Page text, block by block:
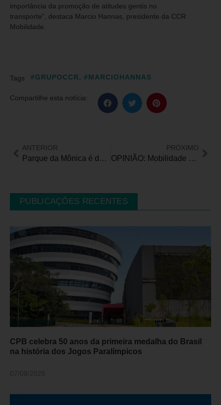
importância da promoção de atitudes gentis no
transporte”, destaca Marcio Hannas, presidente da CCR
Mobilidade.
Tags #GRUPOCCR, #MARCIOHANNAS
Compartilhe esta notícia:
ANTERIOR
Parque da Mônica é destaque internacional de parques de diversão por inclusão e acessibilidade
PRÓXIMO
OPINIÃO: Mobilidade urbana: o desafio do transporte público inclusivo
PUBLICAÇÕES RECENTES
CPB celebra 50 anos da primeira medalha do Brasil
na história dos Jogos Paralímpicos